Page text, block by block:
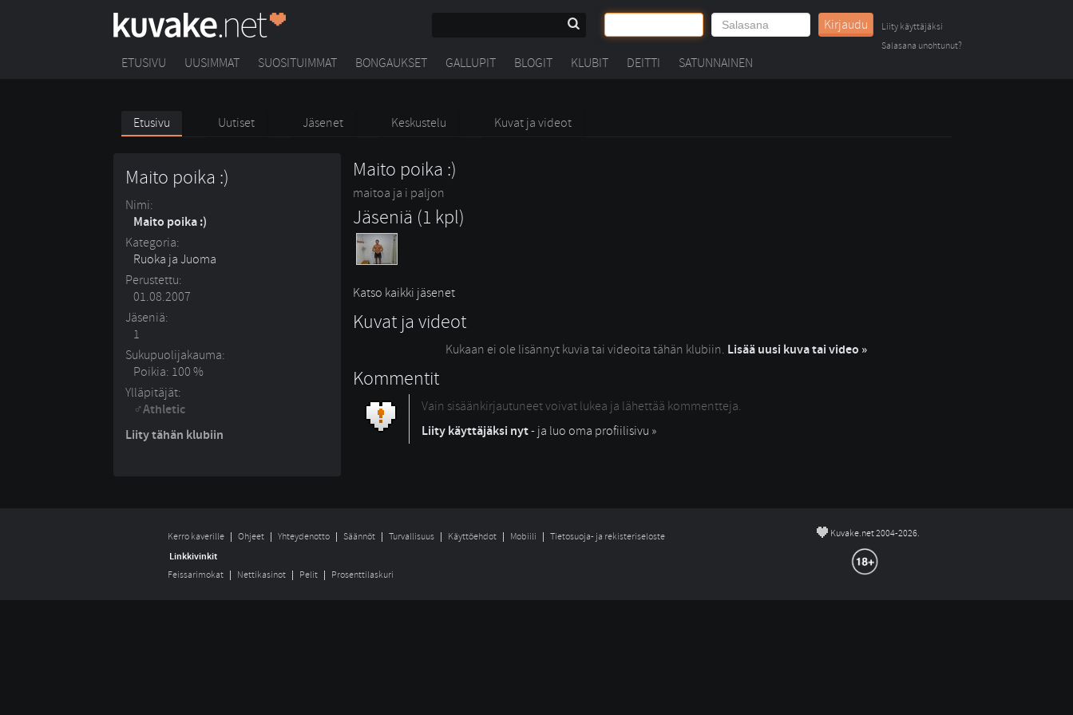
Kirjaudu
Liity käyttäjäksi
Salasana unohtunut?
ETUSIVU UUSIMMAT SUOSITUIMMAT BONGAUKSET GALLUPIT BLOGIT KLUBIT DEITTI SATUNNAINEN
Etusivu Uutiset Jäsenet Keskustelu Kuvat ja videot
Maito poika :)
Nimi:
Maito poika :)
Kategoria:
Ruoka ja Juoma
Perustettu:
01.08.2007
Jäseniä:
1
Sukupuolijakauma:
Poikia: 100 %
Ylläpitäjät:
Athletic
Liity tähän klubiin
Maito poika :)
maitoa ja i paljon
Jäseniä (1 kpl)
Katso kaikki jäsenet
Kuvat ja videot
Kukaan ei ole lisännyt kuvia tai videoita tähän klubiin. Lisää uusi kuva tai video »
Kommentit
Vain sisäänkirjautuneet voivat lukea ja lähettää kommentteja.
Liity käyttäjäksi nyt- ja luo oma profiilisivu »
Kerro kaverille Ohjeet Yhteydenotto Säännöt Turvallisuus Käyttöehdot Mobiili Tietosuoja- ja rekisteriseloste © Kuvake.net 2004-2026.
Linkkivinkit
Feissarimokat Nettikasinot Pelit Prosenttilaskuri